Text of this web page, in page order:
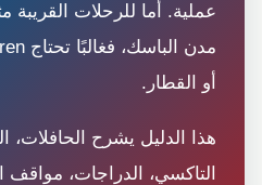
عملية. أما للرحلات القريبة
أو القطار.
التاكسي، الدراجات،